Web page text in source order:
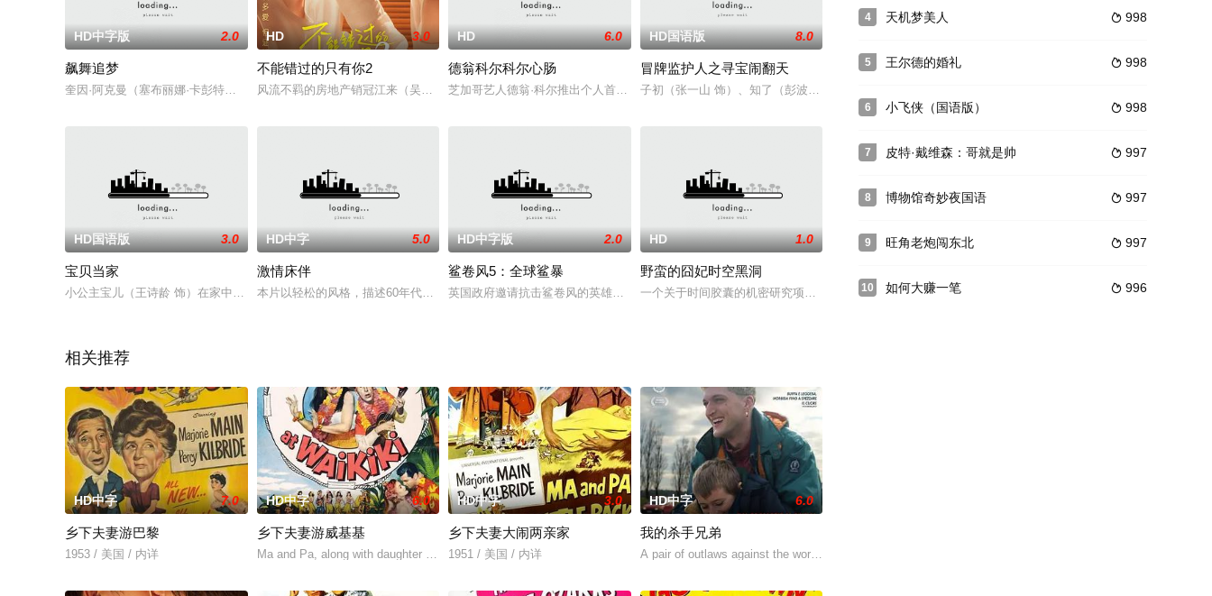
HD中字版 2.0
飙舞追梦
奎因·阿克曼（塞布丽娜·卡彭特饰）能否进入梦寐以求的大学取决于她在舞蹈比赛中的表现，于
HD 3.0
不能错过的只有你2
风流不羁的房地产销冠江来（吴翊歌 饰），为利益化身“深情画家”，步步为营接近倔强女医生
HD 6.0
德翁科尔科尔心肠
芝加哥艺人德翁·科尔推出个人首部时长一小时的 Netflix 原创喜剧特辑《德翁·科尔
HD国语版 8.0
冒牌监护人之寻宝闹翻天
子初（张一山 饰）、知了（彭波 饰）和立人（段钧豪 饰）是在建筑公司里打工的默默无闻的
HD国语版 3.0
宝贝当家
小公主宝儿（王诗龄 饰）在家中不幸遭遇了一波劫匪的袭击......劫匪的头领不是别人，
HD中字 5.0
激情床伴
本片以轻松的风格，描述60年代英国作家Joe Orton璀璨而短暂的一生。这名出身寒微
HD中字版 2.0
鲨卷风5：全球鲨暴
英国政府邀请抗击鲨卷风的英雄芬•谢泼德参加关于抵御鲨卷风的高级会议。但他的好友诺娃在此
HD 1.0
野蛮的囧妃时空黑洞
一个关于时间胶囊的机密研究项目，因能量块失窃陷入危机，引发了一系列时空穿越事故。现代人
相关推荐
HD中字 7.0
乡下夫妻游巴黎
1953 / 美国 / 内详
HD中字 6.0
乡下夫妻游威基基
Ma and Pa, along with daughter Rosie, go of
HD中字 3.0
乡下夫妻大闹两亲家
1951 / 美国 / 内详
HD中字 6.0
我的杀手兄弟
A pair of outlaws against the world: but th
4  998
天机梦美人
5  998
王尔德的婚礼
6  998
小飞侠（国语版）
7  997
皮特·戴维森：哥就是帅
8  997
博物馆奇妙夜国语
9  997
旺角老炮闯东北
10  996
如何大赚一笔